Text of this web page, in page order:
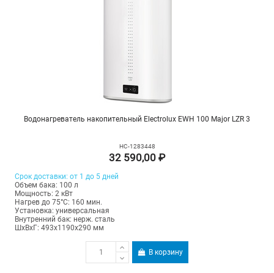
Водонагреватель накопительный Electrolux EWH 100 Major LZR 3
НС-1283448
32 590,00 ₽
Срок доставки: от 1 до 5 дней
Объем бака: 100 л
Мощность: 2 кВт
Нагрев до 75°С: 160 мин.
Установка: универсальная
Внутренний бак: нерж. сталь
ШхВхГ: 493х1190х290 мм
В корзину